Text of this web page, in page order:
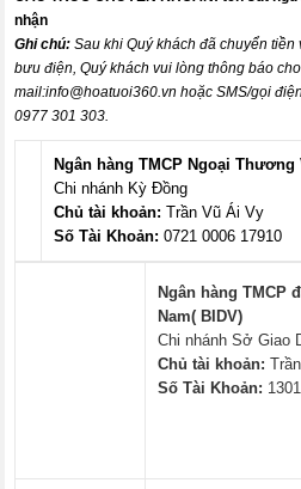
nhận
Ghi chú:Sau khi Quý khách đã chuyển
bưu điện, Quý khách vui lòng thông báo
mail:info@hoatuoi360.vn hoặc SMS/gọi
0977 301 303.
Ngân hàng TMCP Ngoại
Chi nhánh Kỳ Đồng
Chủ tài khoản: Trần Vũ Ái Vy
Số Tài Khoản: 0721 0006 17910
Ngân hàng TMCP
Nam( BIDV)
Chi nhánh Sở Giao
Chủ tài khoản:
Số Tài Khoản: